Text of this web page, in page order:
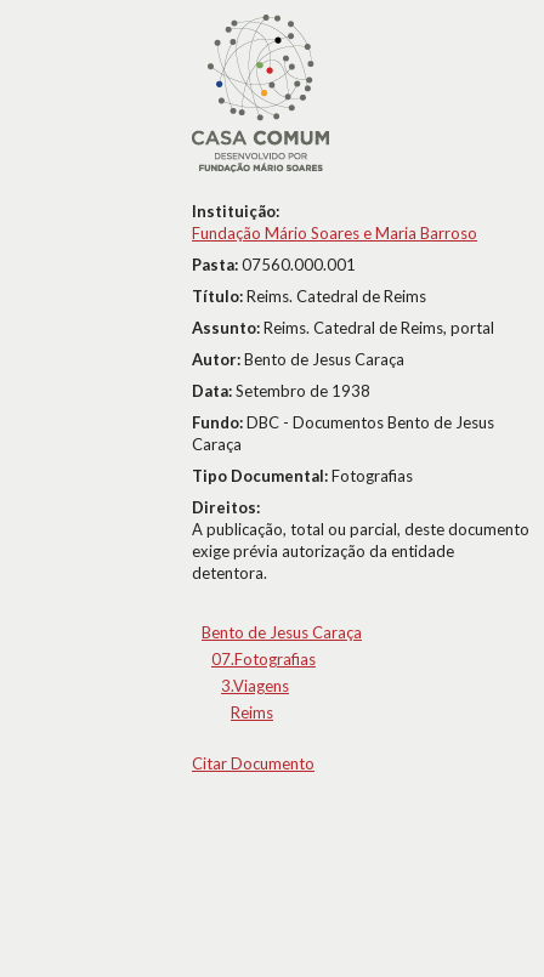
Instituição:
Fundação Mário Soares e Maria Barroso
Pasta:07560.000.001
Título:Reims. Catedral de Reims
Assunto:Reims. Catedral de Reims, portal
Autor:Bento de Jesus Caraça
Data:Setembro de 1938
Fundo:DBC - Documentos Bento de Jesus
Caraça
Tipo Documental:Fotografias
Direitos:
A publicação, total ou parcial, deste documento
exige prévia autorização da entidade
detentora.
Bento de Jesus Caraça
07.Fotografias
3.Viagens
Reims
Citar Documento